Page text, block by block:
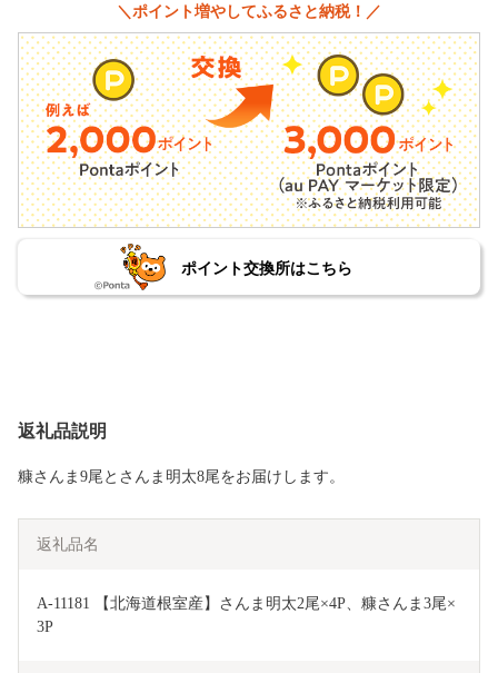
＼ポイント増やしてふるさと納税！／
ポイント交換所はこちら
返礼品説明
糠さんま9尾とさんま明太8尾をお届けします。
返礼品名
A-11181 【北海道根室産】さんま明太2尾×4P、糠さんま3尾×
3P